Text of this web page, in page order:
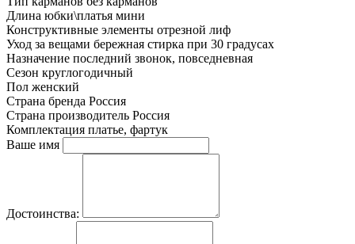
Длина юбки\платья мини
Конструктивные элементы отрезной лиф
Уход за вещами бережная стирка при 30 градусах
Назначение последний звонок, повседневная
Сезон круглогодичный
Пол женский
Страна бренда Россия
Страна производитель Россия
Комплектация платье, фартук
Ваше имя
Достоинства: